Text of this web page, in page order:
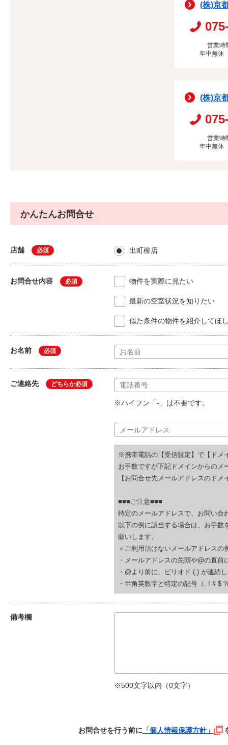
(株)京
営業時
年中無休
(株)京
営業時
年中無休
かんたんお問合せ
店舗 必須 出町柳店
お問合せ内容 必須 物件を実際に見たい
最新の空室状況を知りたい
似た条件の物件を紹介してほ
お名前 必須
ご連絡先 どちらか必須
※ハイフン「-」は不要です。
※携帯電話の【受信設定】で【ドメ
お手数ですが下記ドメインからのメ
【お問合せ先メールアドレスのドメ
■■■ご注意■■■
特定のメールアドレスで、お問い合
以下の例に該当する場合は、お手
願いします。
＜ご利用頂けないメールアドレスの
・メールアドレスの先頭や@の直
・@より前に、ピリオド (.) が連続
・半角英数字と特定の記号（. ! # $
備考欄
※500文字以内（0文字）
お問合せを行う前に「個人情報保護方針」